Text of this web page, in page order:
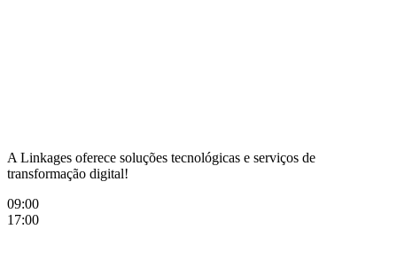
A Linkages oferece soluções tecnológicas e serviços de
transformação digital!
09:00
17:00